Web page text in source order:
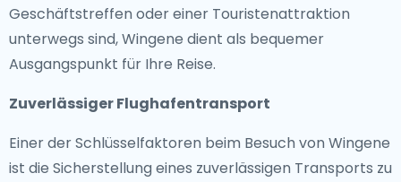
Geschäftstreffen oder einer Touristenattraktion
unterwegs sind, Wingene dient als bequemer
Ausgangspunkt für Ihre Reise.
Zuverlässiger Flughafentransport
Einer der Schlüsselfaktoren beim Besuch von Wingene
ist die Sicherstellung eines zuverlässigen Transports zu